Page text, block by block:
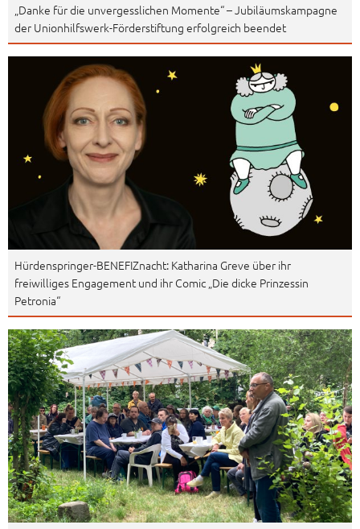
„Danke für die unvergesslichen Momente“ – Jubiläumskampagne
der Unionhilfswerk-Förderstiftung erfolgreich beendet
Hürdenspringer-BENEFIZnacht: Katharina Greve über ihr
freiwilliges Engagement und ihr Comic „Die dicke Prinzessin
Petronia“